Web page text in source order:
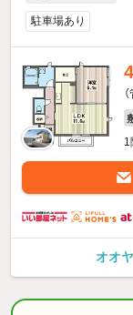
駐車場あり
1
オオ